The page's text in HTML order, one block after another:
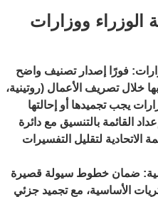
الوزراء ووزارات
فورًا إصدار تصنيف واضح
خلال تصريف الأعمال (روتينية،
يجب تجميدها أو إحالتها
القائمة بالتنسيق مع دائرة
الاتحادية لتقليل التفسيرات
ضمان خطوط سيولة قصيرة
الأساسية، مع تجميد جزئي